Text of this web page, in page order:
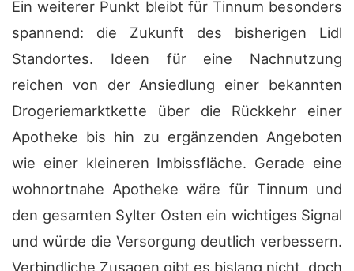
Ein weiterer Punkt bleibt für Tinnum besonders
spannend: die Zukunft des bisherigen Lidl
Standortes. Ideen für eine Nachnutzung
reichen von der Ansiedlung einer bekannten
Drogeriemarktkette über die Rückkehr einer
Apotheke bis hin zu ergänzenden Angeboten
wie einer kleineren Imbissfläche. Gerade eine
wohnortnahe Apotheke wäre für Tinnum und
den gesamten Sylter Osten ein wichtiges Signal
und würde die Versorgung deutlich verbessern.
Verbindliche Zusagen gibt es bislang nicht, doch